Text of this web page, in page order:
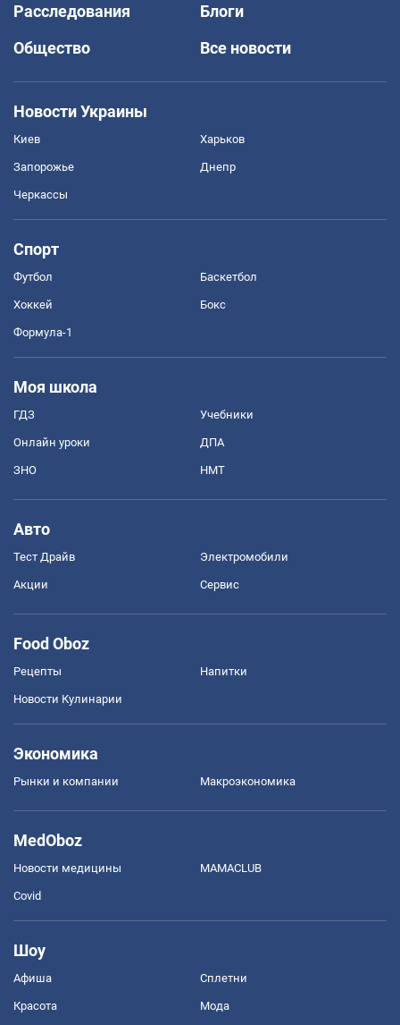
Расследования
Блоги
Общество
Все новости
Новости Украины
Киев Харьков
Запорожье Днепр
Черкассы
Спорт
Футбол Баскетбол
Хоккей Бокс
Формула-1
Моя школа
ГДЗ Учебники
Онлайн уроки ДПА
ЗНО НМТ
Авто
Тест Драйв Электромобили
Акции Сервис
Food Oboz
Рецепты Напитки
Новости Кулинарии
Экономика
Рынки и компании Mакроэкономика
MedOboz
Новости медицины MAMACLUB
Covid
Шоу
Афиша Сплетни
Красота Мода